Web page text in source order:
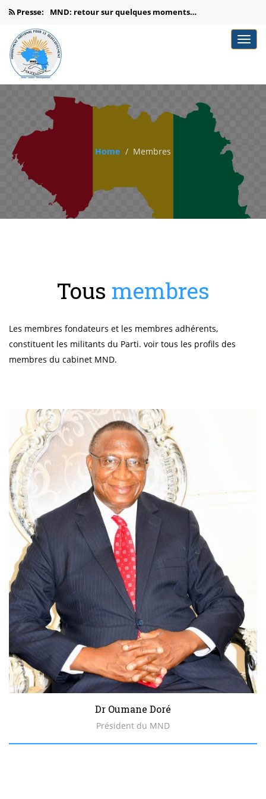
Presse: MND: retour sur quelques moments…
MND: c’est reparti pour une…
GUINÉE : DR OUSMANE DORÉ…
Dr Ousmane Doré du MND:‹‹Ma…
Doré, promet les reformes institutionnelles,…
Home Membres
Tous membres
Les membres fondateurs et les membres adhérents,
constituent les militants du Parti. voir tous les profils des
membres du cabinet MND.
Dr Oumane Doré
Président du MND